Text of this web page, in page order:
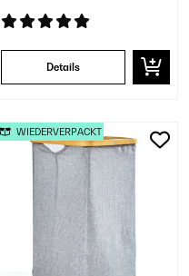
Details
WIEDERVERPACKT